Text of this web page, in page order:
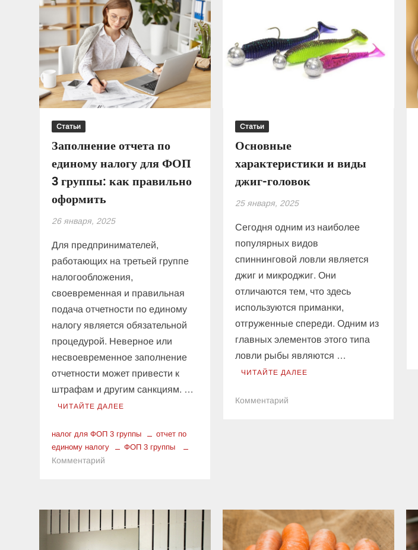
Статьи
Заполнение отчета по
единому налогу для ФОП
3 группы: как правильно
оформить
26 января, 2025
Для предпринимателей,
работающих на третьей группе
налогообложения,
своевременная и правильная
подача отчетности по единому
налогу является обязательной
процедурой. Неверное или
несвоевременное заполнение
отчетности может привести к
штрафам и другим санкциям. …
ЧИТАЙТЕ ДАЛЕЕ
налог для ФОП 3 группы
отчет по
единому налогу
ФОП 3 группы
Комментарий
налогу
Статьи
Основные
характеристики и виды
джиг-головок
25 января, 2025
Сегодня одним из наиболее
популярных видов
спиннинговой ловли является
джиг и микроджиг. Они
отличаются тем, что здесь
используются приманки,
отгруженные спереди. Одним из
главных элементов этого типа
ловли рыбы являются …
ЧИТАЙТЕ ДАЛЕЕ
Комментарий